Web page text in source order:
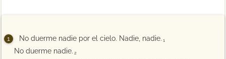
No duerme nadie por el cielo. Nadie, nadie. 1
No duerme nadie. 2